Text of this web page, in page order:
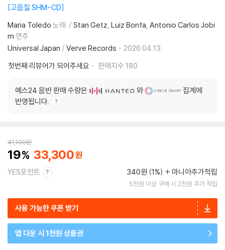
고음질 SHM-CD
Maria Toledo 노래 Stan Getz Luiz Bonfa Antonio Carlos Jobi
m 연주
Universal Japan / Verve Records
2026.04.13.
첫번째 리뷰어가 되어주세요
판매지수 180
예스24 음반 판매 수량은 와
집계에
반영됩니다.
41,100원
19 33,300
YES포인트 340원 (1%) 마니아추가적립
5만원 이상 구매 시 2천원 추가 적립
사용 가능한 쿠폰 받기
앱 다운 시 1천원 상품권